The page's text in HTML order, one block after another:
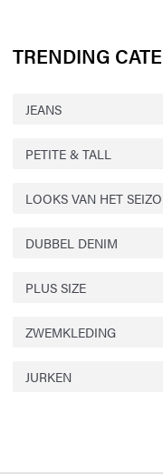
TRENDING
JEANS
PETITE & TALL
LOOKS VAN HET
DUBBEL DENIM
PLUS SIZE
ZWEMKLEDING
JURKEN